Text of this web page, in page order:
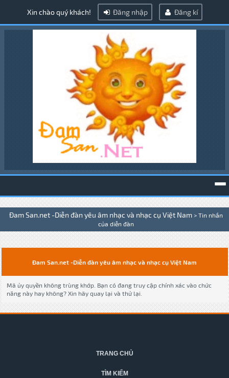
Xin chào quý khách! Đăng nhập Đăng kí
Đam San.net -Diễn đàn yêu âm nhạc và nhạc cụ Việt Nam > Tin nhắn
của diễn đàn
Đam San.net -Diễn đàn yêu âm nhạc và nhạc cụ Việt Nam
Mã ủy quyền không trùng khớp. Bạn có đang truy cập chính xác vào chức
năng này hay không? Xin hãy quay lại và thử lại.
TRANG CHỦ
TÌM KIẾM